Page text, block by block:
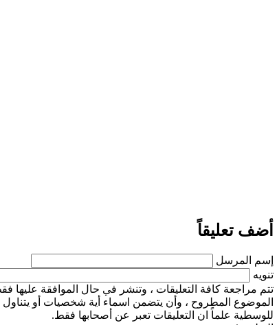
أضف تعليقاً
إسم المرسل
تنويه
تتم مراجعة كافة التعليقات ، وتنشر في حال الموافقة
الموضوع المطروح ، وأن يتضمن اسماء أية شخصيات أو يتناول
للوسطية علماً ان التعليقات تعبر عن أصحابها فقط.